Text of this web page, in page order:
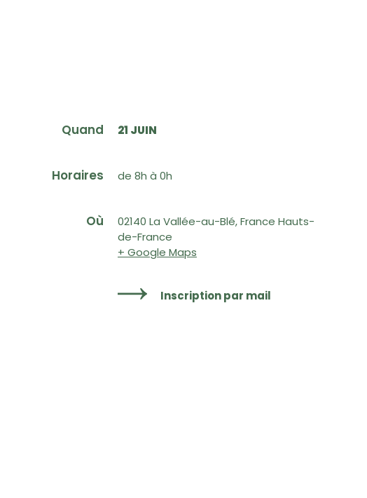
Quand 21 JUIN
Horaires de 8h à 0h
Où
02140 La Vallée-au-Blé, France Hauts-
de-France
+ Google Maps
Inscription par mail